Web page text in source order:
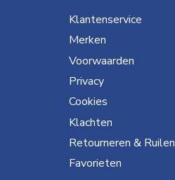
Klantenservice
Merken
Voorwaarden
Privacy
Cookies
Klachten
Retourneren & Ruilen
Favorieten